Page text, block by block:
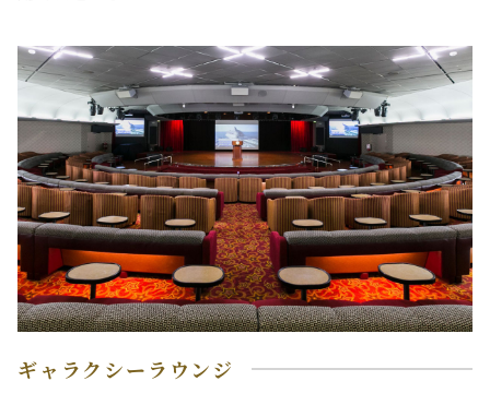
ギャラクシーラウンジ